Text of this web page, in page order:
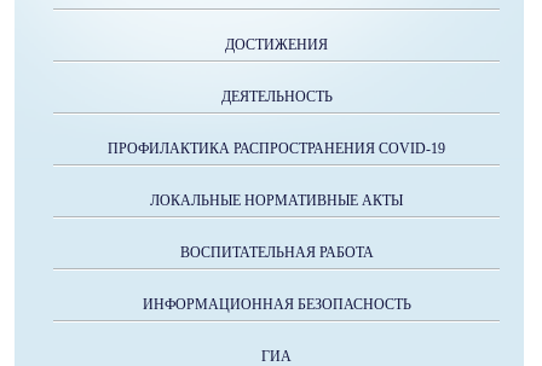
ДОСТИЖЕНИЯ
ДЕЯТЕЛЬНОСТЬ
ПРОФИЛАКТИКА РАСПРОСТРАНЕНИЯ COVID-19
ЛОКАЛЬНЫЕ НОРМАТИВНЫЕ АКТЫ
ВОСПИТАТЕЛЬНАЯ РАБОТА
ИНФОРМАЦИОННАЯ БЕЗОПАСНОСТЬ
ГИА